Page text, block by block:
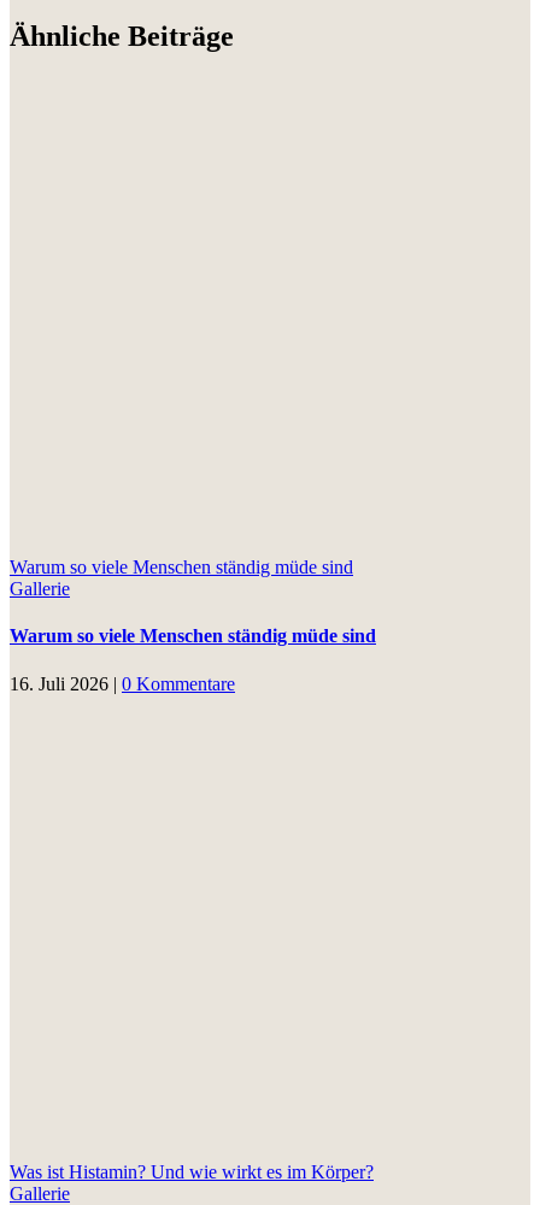
Ähnliche Beiträge
Warum so viele Menschen ständig müde sind
Gallerie
Warum so viele Menschen ständig müde sind
16. Juli 2026 | 0 Kommentare
Was ist Histamin? Und wie wirkt es im Körper?
Gallerie